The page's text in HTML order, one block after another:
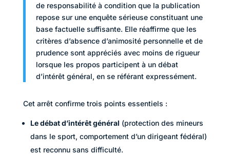
de responsabilité à condition que la publication
repose sur une enquête sérieuse constituant une
base factuelle suffisante. Elle réaffirme que les
critères d’absence d’animosité personnelle et de
prudence sont appréciés avec moins de rigueur
lorsque les propos participent à un débat
d’intérêt général, en se référant expressément.
Cet arrêt confirme trois points essentiels :
Le débat d’intérêt général (protection des mineurs
dans le sport, comportement d’un dirigeant fédéral)
est reconnu sans difficulté.